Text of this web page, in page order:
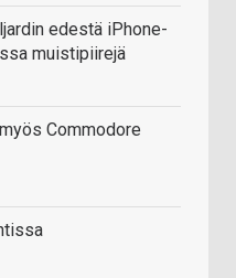
edestä iPhone-
muistipiirejä
Commodore